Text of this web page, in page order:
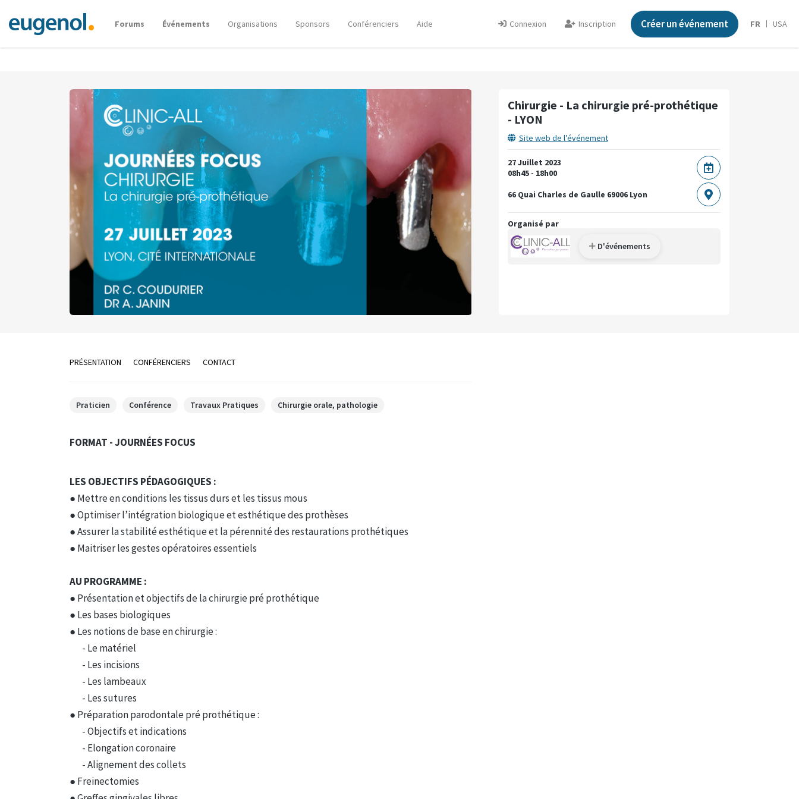
Forums Événements Organisations Sponsors Conférenciers Aide Connexion Inscription Créer un événement FR USA
Chirurgie - La chirurgie pré-prothétique
- LYON
Site web de l’événement
27 Juillet 2023
08h45 - 18h00
66 Quai Charles de Gaulle 69006 Lyon
Organisé par
D'événements
PRÉSENTATION CONFÉRENCIERS CONTACT
Praticien Conférence Travaux Pratiques Chirurgie orale, pathologie
FORMAT - JOURNÉES FOCUS
LES OBJECTIFS PÉDAGOGIQUES :
● Mettre en conditions les tissus durs et les tissus mous
● Optimiser l’intégration biologique et esthétique des prothèses
● Assurer la stabilité esthétique et la pérennité des restaurations prothétiques
● Maitriser les gestes opératoires essentiels
AU PROGRAMME :
● Présentation et objectifs de la chirurgie pré prothétique
● Les bases biologiques
● Les notions de base en chirurgie :
- Le matériel
- Les incisions
- Les lambeaux
- Les sutures
● Préparation parodontale pré prothétique :
- Objectifs et indications
- Elongation coronaire
- Alignement des collets
● Freinectomies